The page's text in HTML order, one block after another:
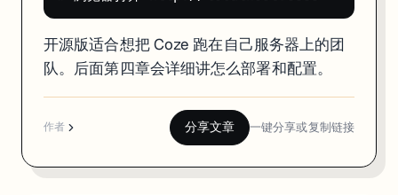
开源版适合想把 Coze 跑在自己服务器上的团
队。后面第四章会详细讲怎么部署和配置。
作者 分享文章 一键分享或复制链接